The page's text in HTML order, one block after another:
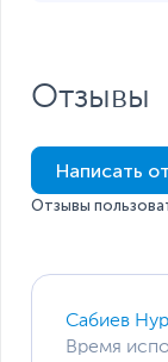
Плотно
Pro, не
Отзывы
Написать
Отзывы
Сабиев
Время